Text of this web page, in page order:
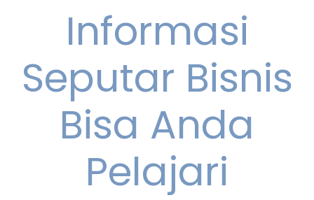
Informasi
Seputar Bisnis
Bisa Anda
Pelajari